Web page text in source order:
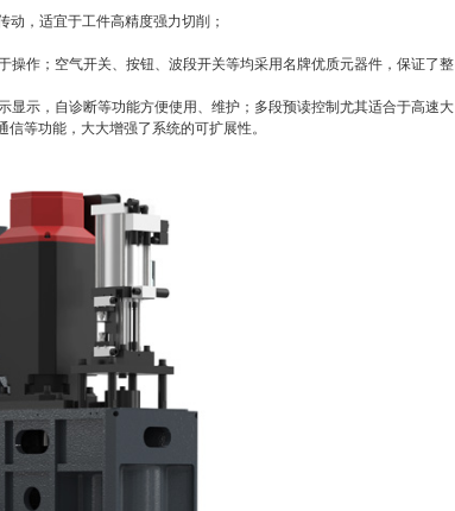
，适宜于工件高精度强力切削；
操作；空气开关、按钮、波段开关等均采用名牌优质元器件，保证了整
显示，自诊断等功能方便使用、维护；多段预读控制尤其适合于高速大
等功能，大大增强了系统的可扩展性。